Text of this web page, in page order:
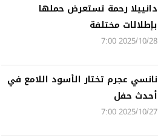
دانييلا رحمة تستعرض حملها
بإطلالات مختلفة
2025/10/28 7:00
نانسي عجرم تختار الأسود اللامع في
أحدث حفل
2025/10/27 7:00